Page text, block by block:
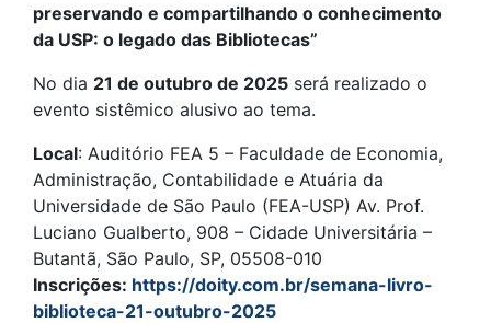
preservando e compartilhando o conhecimento
da USP: o legado das Bibliotecas”
No dia 21 de outubro de 2025 será realizado o
evento sistêmico alusivo ao tema.
Local: Auditório FEA 5 – Faculdade de Economia,
Administração, Contabilidade e Atuária da
Universidade de São Paulo (FEA-USP) Av. Prof.
Luciano Gualberto, 908 – Cidade Universitária –
Butantã, São Paulo, SP, 05508-010
Inscrições: https://doity.com.br/semana-livro-
biblioteca-21-outubro-2025